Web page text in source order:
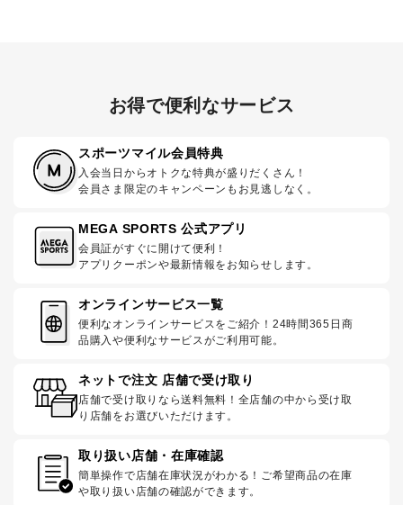
お得で便利なサービス
スポーツマイル会員特典
入会当日からオトクな特典が盛りだくさん！
会員さま限定のキャンペーンもお見逃しなく。
MEGA SPORTS 公式アプリ
会員証がすぐに開けて便利！
アプリクーポンや最新情報をお知らせします。
オンラインサービス一覧
便利なオンラインサービスをご紹介！24時間365日商
品購入や便利なサービスがご利用可能。
ネットで注文 店舗で受け取り
店舗で受け取りなら送料無料！全店舗の中から受け取
り店舗をお選びいただけます。
取り扱い店舗・在庫確認
簡単操作で店舗在庫状況がわかる！ご希望商品の在庫
や取り扱い店舗の確認ができます。